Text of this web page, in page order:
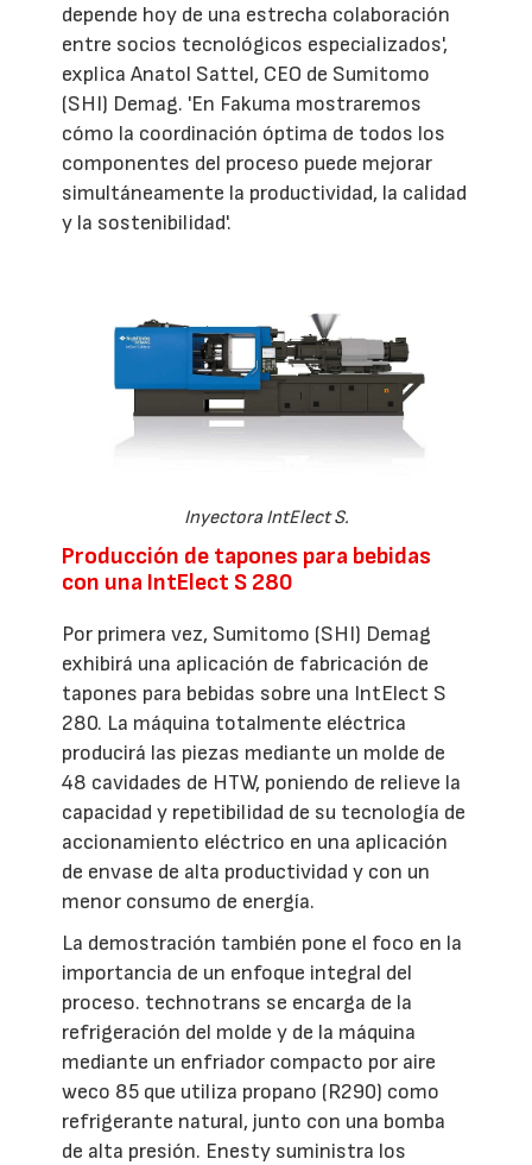
depende hoy de una estrecha colaboración
entre socios tecnológicos especializados',
explica Anatol Sattel, CEO de Sumitomo
(SHI) Demag. 'En Fakuma mostraremos
cómo la coordinación óptima de todos los
componentes del proceso puede mejorar
simultáneamente la productividad, la calidad
y la sostenibilidad'.
Inyectora IntElect S.
Producción de tapones para bebidas
con una IntElect S 280
Por primera vez, Sumitomo (SHI) Demag
exhibirá una aplicación de fabricación de
tapones para bebidas sobre una IntElect S
280. La máquina totalmente eléctrica
producirá las piezas mediante un molde de
48 cavidades de HTW, poniendo de relieve la
capacidad y repetibilidad de su tecnología de
accionamiento eléctrico en una aplicación
de envase de alta productividad y con un
menor consumo de energía.
La demostración también pone el foco en la
importancia de un enfoque integral del
proceso. technotrans se encarga de la
refrigeración del molde y de la máquina
mediante un enfriador compacto por aire
weco 85 que utiliza propano (R290) como
refrigerante natural, junto con una bomba
de alta presión. Enesty suministra los